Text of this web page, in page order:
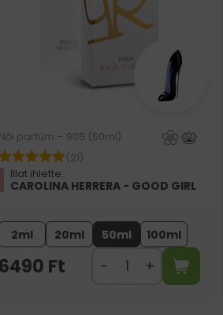
Női parfüm – 905 (50ml)
(21)
Illat ihlette:
CAROLINA HERRERA - GOOD GIRL
2ml 20ml 50ml 100ml
6490 Ft